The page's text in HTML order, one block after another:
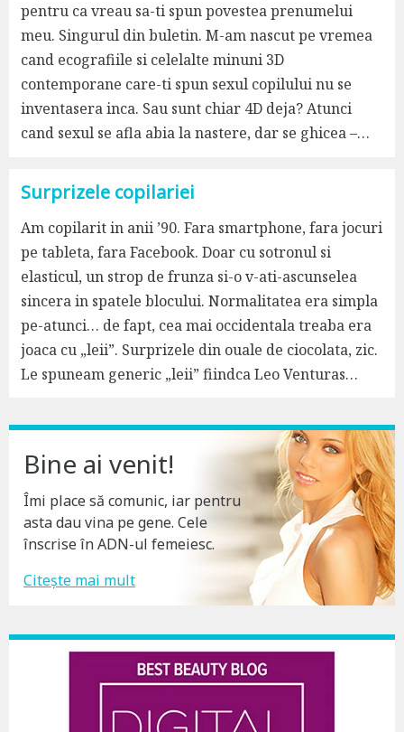
pentru ca vreau sa-ti spun povestea prenumelui
meu. Singurul din buletin. M-am nascut pe vremea
cand ecografiile si celelalte minuni 3D
contemporane care-ti spun sexul copilului nu se
inventasera inca. Sau sunt chiar 4D deja? Atunci
cand sexul se afla abia la nastere, dar se ghicea –…
Surprizele copilariei
Am copilarit in anii ’90. Fara smartphone, fara jocuri
pe tableta, fara Facebook. Doar cu sotronul si
elasticul, un strop de frunza si-o v-ati-ascunselea
sincera in spatele blocului. Normalitatea era simpla
pe-atunci… de fapt, cea mai occidentala treaba era
joaca cu „leii”. Surprizele din ouale de ciocolata, zic.
Le spuneam generic „leii” fiindca Leo Venturas…
Bine ai venit!
Îmi place să comunic, iar pentru
asta dau vina pe gene. Cele
înscrise în ADN-ul femeiesc.
Citește mai mult